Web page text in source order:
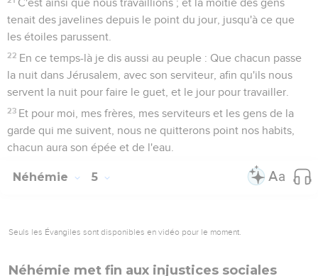
C'est ainsi que nous travaillions ; et la moitié des gens
tenait des javelines depuis le point du jour, jusqu'à ce que
les étoiles parussent.
22 En ce temps-là je dis aussi au peuple : Que chacun passe
la nuit dans Jérusalem, avec son serviteur, afin qu'ils nous
servent la nuit pour faire le guet, et le jour pour travailler.
23 Et pour moi, mes frères, mes serviteurs et les gens de la
garde qui me suivent, nous ne quitterons point nos habits,
chacun aura son épée et de l'eau.
Néhémie 5
Seuls les Évangiles sont disponibles en vidéo pour le moment.
Néhémie met fin aux injustices sociales